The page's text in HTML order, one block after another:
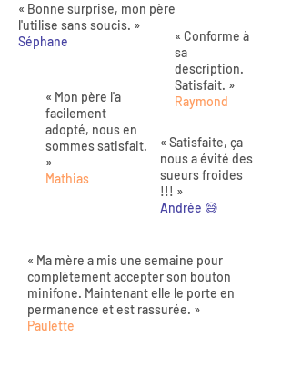
« Bonne surprise, mon père
l'utilise sans soucis. »
Séphane
« Mon père l'a
facilement
adopté, nous en
sommes satisfait.
»
Mathias
« Conforme à
sa
description.
Satisfait. »
Raymond
« Satisfaite, ça
nous a évité des
sueurs froides
!!! »
Andrée 😅
« Ma mère a mis une semaine pour
complètement accepter son bouton
minifone. Maintenant elle le porte en
permanence et est rassurée. »
Paulette